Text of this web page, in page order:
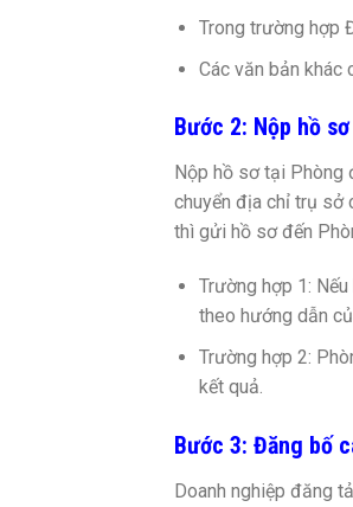
Trong trường hợp
Các văn bản khác
Bước 2: Nộp hồ
Nộp hồ sơ tại Phòng
chuyển địa chỉ trụ sở
thì gửi hồ sơ đến
Trường hợp 1:
theo hướng dẫn
Trường hợp 2:
kết quả.
Bước 3: Đăng bố
Doanh nghiệp đăng